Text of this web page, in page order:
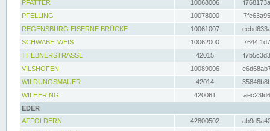
PFATTER
10068006
PFELLING
10078000
REGENSBURG EISERNE BRÜCKE
10061007
SCHWABELWEIS
10062000
THEBNERSTRASSL
42015
VILSHOFEN
10089006
WILDUNGSMAUER
42014
WILHERING
420061
EDER
AFFOLDERN
42800502